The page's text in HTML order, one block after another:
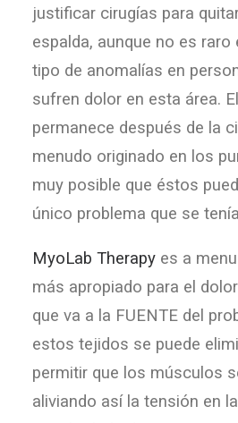
justificar cirugías para
espalda, aunque no es
tipo de anomalías en
sufren dolor en esta área.
permanece después de la
menudo originado en los
muy posible que éstos
único problema que se
MyoLab Therapy es a
más apropiado para el
que va a la FUENTE del
estos tejidos se puede
permitir que los músculos
aliviando así la tensión en